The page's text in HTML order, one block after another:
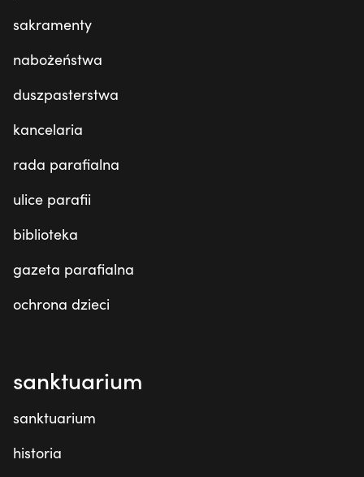
sakramenty
nabożeństwa
duszpasterstwa
kancelaria
rada parafialna
ulice parafii
biblioteka
gazeta parafialna
ochrona dzieci
sanktuarium
sanktuarium
historia